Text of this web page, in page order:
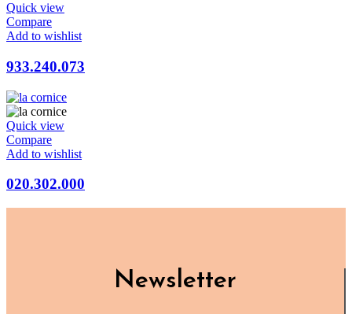
Quick view
Compare
Add to wishlist
933.240.073
Quick view
Compare
Add to wishlist
020.302.000
Newsletter